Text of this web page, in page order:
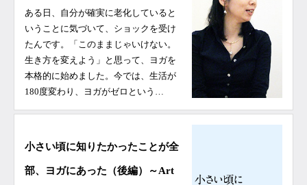
ある日、自分が確実に老化していると
いうことに気づいて、ショックを受け
たんです。「このままじゃいけない。
生き方を変えよう」と思って、ヨガを
本格的に始めました。今では、生活が
180度変わり、ヨガがゼロという…
小さい頃に知りたかったことが全
部、ヨガにあった（後編）～Art